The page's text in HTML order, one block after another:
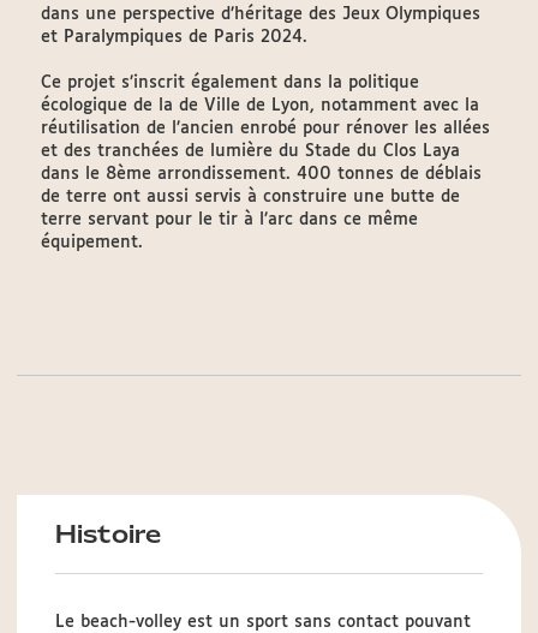
dans une perspective d’héritage des Jeux Olympiques
et Paralympiques de Paris 2024.
Ce projet s’inscrit également dans la politique
écologique de la de Ville de Lyon, notamment avec la
réutilisation de l’ancien enrobé pour rénover les allées
et des tranchées de lumière du Stade du Clos Laya
dans le 8ème arrondissement. 400 tonnes de déblais
de terre ont aussi servis à construire une butte de
terre servant pour le tir à l’arc dans ce même
équipement.
Histoire
Le beach-volley est un sport sans contact pouvant